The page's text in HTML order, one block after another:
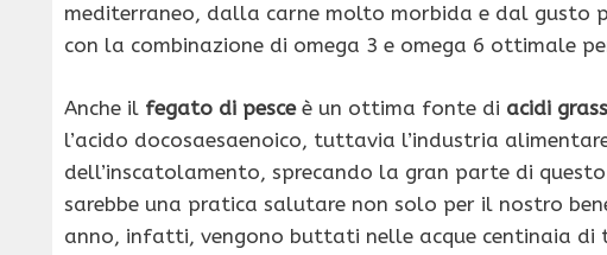
mediterraneo, dalla carne molto morbida e dal gusto
con la combinazione di omega 3 e omega 6 ottimale
Anche il fegato di pesceè un ottima fonte di acidi
l’acido docosaesaenoico, tuttavia l’industria
dell’inscatolamento, sprecando la gran parte di
sarebbe una pratica salutare non solo per il nostro
anno, infatti, vengono buttati nelle acque centinaia di